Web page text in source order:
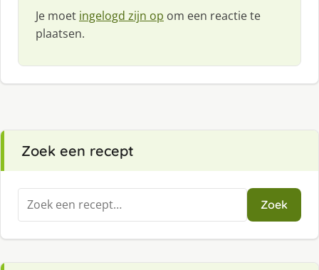
Je moet ingelogd zijn op om een reactie te
plaatsen.
Zoek een recept
Zoeken
naar:
Zoek